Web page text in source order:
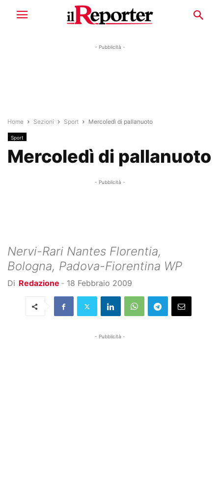
- Pubblicità -
Home Sezioni Sport Mercoledì di pallanuoto
Sport
Mercoledì di pallanuoto
- Pubblicità -
Nervi-Rari Nantes Florentia,
Bologna, Padova-Fiorentina WP
Di Redazione - 18 Febbraio 2009
- Pubblicità -